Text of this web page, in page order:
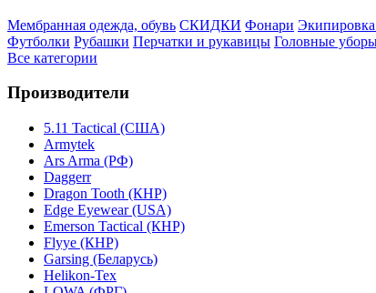
Мембранная одежда, обувь СКИДКИ Фонари Экипировка
Футболки Рубашки Перчатки и рукавицы Головные
Все категории
Производители
5.11 Tactical (США)
Armytek
Ars Arma (РФ)
Daggerr
Dragon Tooth (КНР)
Edge Eyewear (USA)
Emerson Tactical (КНР)
Flyye (КНР)
Garsing (Беларусь)
Helikon-Tex